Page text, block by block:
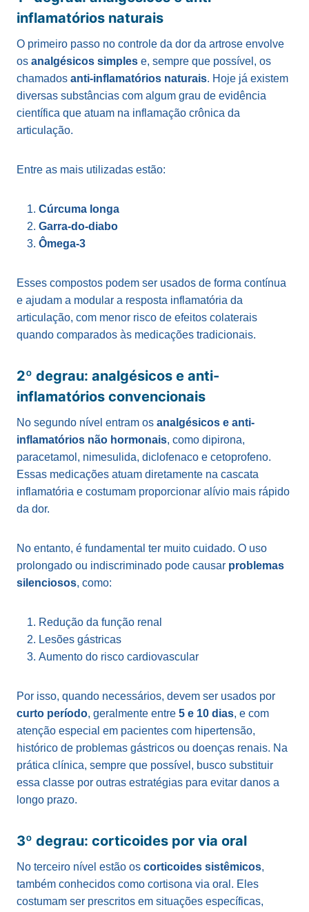
inflamatórios naturais
O primeiro passo no controle da dor da artrose envolve
os analgésicos simples e, sempre que possível, os
chamados anti-inflamatórios naturais. Hoje já existem
diversas substâncias com algum grau de evidência
científica que atuam na inflamação crônica da
articulação.
Entre as mais utilizadas estão:
Cúrcuma longa
Garra-do-diabo
Ômega-3
Esses compostos podem ser usados de forma contínua
e ajudam a modular a resposta inflamatória da
articulação, com menor risco de efeitos colaterais
quando comparados às medicações tradicionais.
2º degrau: analgésicos e anti-
inflamatórios convencionais
No segundo nível entram os analgésicos e anti-
inflamatórios não hormonais, como dipirona,
paracetamol, nimesulida, diclofenaco e cetoprofeno.
Essas medicações atuam diretamente na cascata
inflamatória e costumam proporcionar alívio mais rápido
da dor.
No entanto, é fundamental ter muito cuidado. O uso
prolongado ou indiscriminado pode causar problemas
silenciosos, como:
Redução da função renal
Lesões gástricas
Aumento do risco cardiovascular
Por isso, quando necessários, devem ser usados por
curto período, geralmente entre 5 e 10 dias, e com
atenção especial em pacientes com hipertensão,
histórico de problemas gástricos ou doenças renais. Na
prática clínica, sempre que possível, busco substituir
essa classe por outras estratégias para evitar danos a
longo prazo.
3º degrau: corticoides por via oral
No terceiro nível estão os corticoides sistêmicos,
também conhecidos como cortisona via oral. Eles
costumam ser prescritos em situações específicas,